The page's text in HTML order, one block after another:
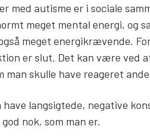
med autisme er i sociale
meget mental energi, og
meget energikrævende.
er slut. Det kan være ved
man skulle have reageret
have langsigtede, negative
nok, som man er.